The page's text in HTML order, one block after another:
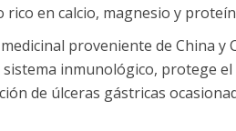
en calcio, magnesio y
proveniente de China y
inmunológico, protege
de úlceras gástricas